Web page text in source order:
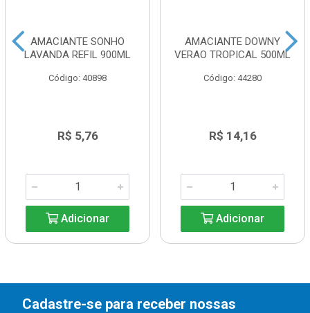
AMACIANTE SONHO
LAVANDA REFIL 900ML
Código: 40898
R$ 5,76
Adicionar
AMACIANTE DOWNY
VERAO TROPICAL 500ML
Código: 44280
R$ 14,16
Adicionar
Cadastre-se para receber nossas